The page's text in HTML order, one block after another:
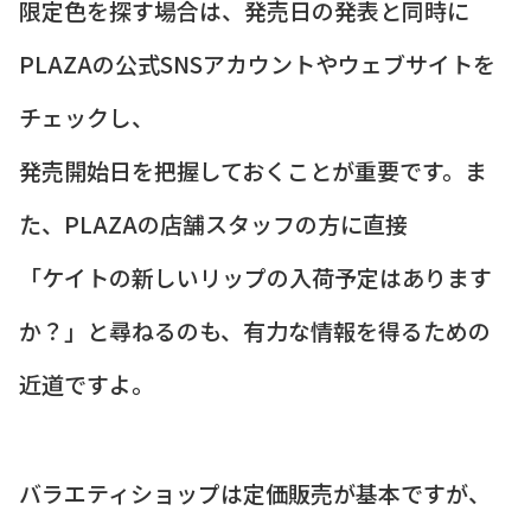
限定色を探す場合は、発売日の発表と同時に
PLAZAの公式SNSアカウントやウェブサイトを
チェックし、
発売開始日を把握しておくことが重要です。ま
た、PLAZAの店舗スタッフの方に直接
「ケイトの新しいリップの入荷予定はあります
か？」と尋ねるのも、有力な情報を得るための
近道ですよ。
バラエティショップは定価販売が基本ですが、